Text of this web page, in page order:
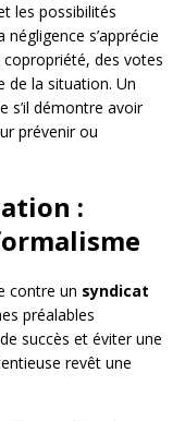
les possibilités
s’apprécie
des votes
de la situation. Un
s’il démontre avoir
prévenir ou
:
contre un syndicat
préalables
succès et éviter une
revêt une